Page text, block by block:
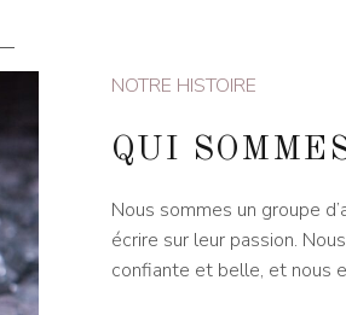
NOTRE HISTOIRE
QUI
Nous sommes un groupe
écrire sur leur passion.
confiante et belle, et nous